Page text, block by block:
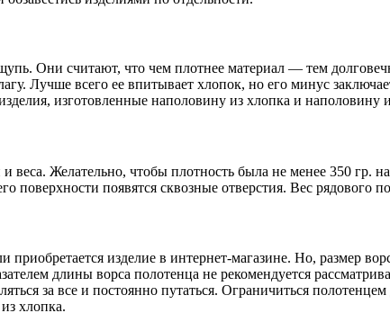
Они считают, что чем плотнее материал — тем
Лучше всего ее впитывает хлопок, но его минус
изготовленные наполовину из хлопка и наполовину
веса. Желательно, чтобы плотность была не менее 350 гр.
поверхности появятся сквозные отверстия. Вес рядового
приобретается изделие в интернет-магазине. Но, размер
длины ворса полотенца не рекомендуется
за все и постоянно путаться. Ограничиться
хлопка.